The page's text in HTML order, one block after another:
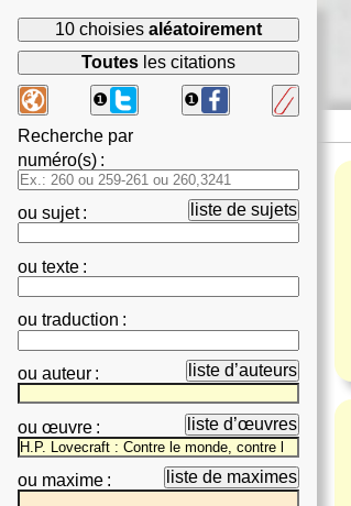
10 choisies aléatoirement
Toutes les citations
❶
❶
Recherche par
numéro(s) :
ou sujet: liste de sujets
ou texte :
ou traduction :
ou auteur : liste d’auteurs
ou œuvre : liste d’œuvres
ou maxime : liste de maximes